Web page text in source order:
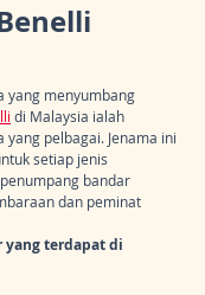
yang menyumbang
di Malaysia ialah
pelbagai. Jenama ini
setiap jenis
bandar
dan peminat
yang terdapat di